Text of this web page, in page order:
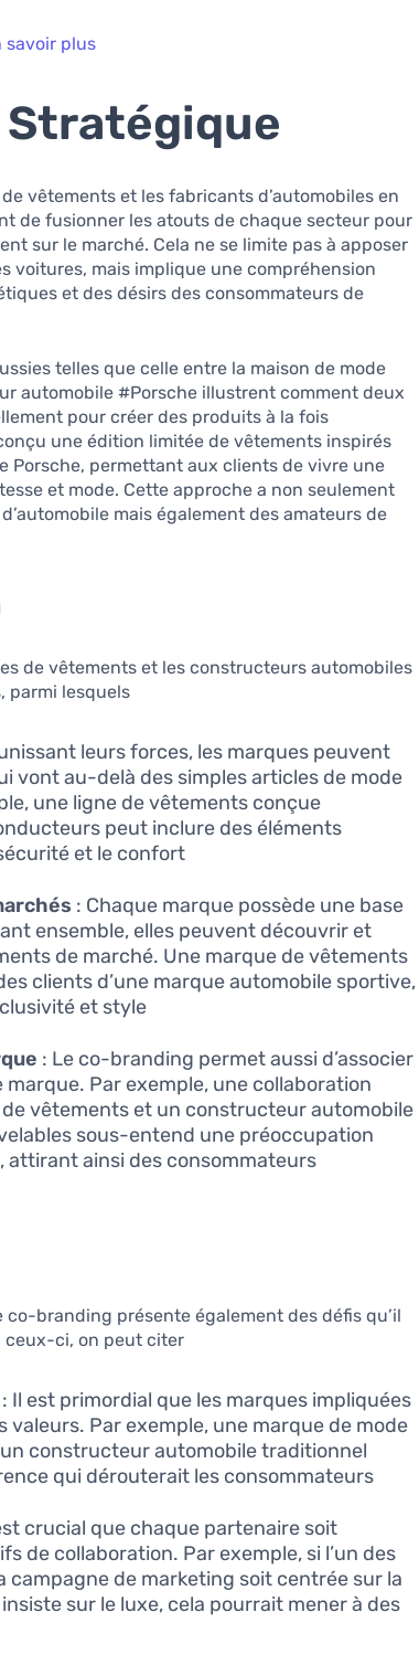
savoir plus
Stratégique
vêtements et les fabricants d’automobiles en
de fusionner les atouts de chaque secteur pour
sur le marché. Cela ne se limite pas à apposer
voitures, mais implique une compréhension
et des désirs des consommateurs de
telles que celle entre la maison de mode
automobile #Porsche illustrent comment deux
pour créer des produits à la fois
une édition limitée de vêtements inspirés
Porsche, permettant aux clients de vivre une
et mode. Cette approche a non seulement
mais également des amateurs de
de vêtements et les constructeurs automobiles
lesquels :
leurs forces, les marques peuvent
vont au-delà des simples articles de mode
une ligne de vêtements conçue
peut inclure des éléments
et le confort.
: Chaque marque possède une base
ensemble, elles peuvent découvrir et
de marché. Une marque de vêtements
clients d’une marque automobile sportive,
et style.
: Le co-branding permet aussi d’associer
Par exemple, une collaboration
vêtements et un constructeur automobile
sous-entend une préoccupation
attirant ainsi des consommateurs
branding présente également des défis qu’il
ci, on peut citer :
: Il est primordial que les marques impliquées
Par exemple, une marque de mode
constructeur automobile traditionnel
qui dérouterait les consommateurs.
crucial que chaque partenaire soit
de collaboration. Par exemple, si l’un des
campagne de marketing soit centrée sur la
sur le luxe, cela pourrait mener à des